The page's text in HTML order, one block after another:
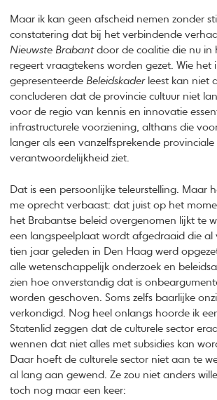
Maar ik kan geen afscheid nemen zonder
constatering dat bij het verbindende
Nieuwste Brabantdoor de coalitie die nu in
regeert vraagtekens worden gezet. Wie het
gepresenteerdeBeleidskaderleest kan niet
concluderen dat de provincie cultuur niet
voor de regio van kennis en innovatie
infrastructurele voorziening, althans die
langer als een vanzelfsprekende provinciale
verantwoordelijkheid ziet.
Dat is een persoonlijke teleurstelling. Maar
me oprecht verbaast: dat juist op het
het Brabantse beleid overgenomen lijkt te
een langspeelplaat wordt afgedraaid die al
tien jaar geleden in Den Haag werd
alle wetenschappelijk onderzoek en
zien hoe onverstandig dat is
worden geschoven. Soms zelfs baarlijke
verkondigd. Nog heel onlangs hoorde ik
Statenlid zeggen dat de culturele sector
wennen dat niet alles met subsidies kan
Daar hoeft de culturele sector niet aan te
al lang aan gewend. Ze zou niet anders
toch nog maar een keer: